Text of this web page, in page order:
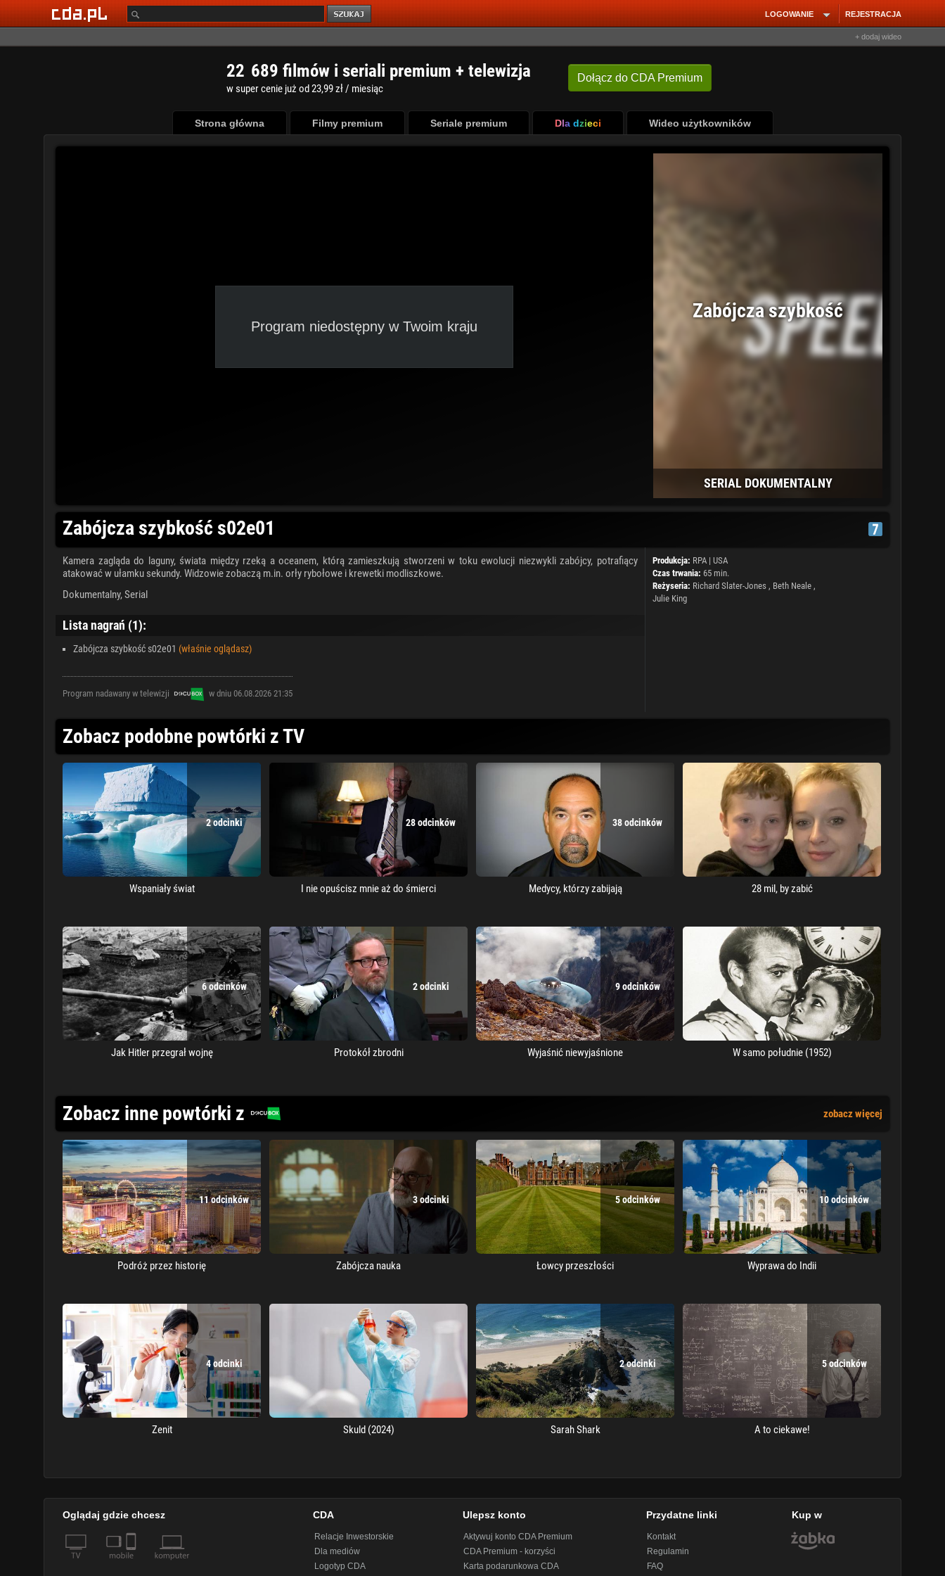
REJESTRACJA
LOGOWANIE
+ dodaj wideo
Dołącz do CDA Premium
22 689 filmów i seriali premium + telewizja
w super cenie już od 23,99 zł / miesiąc
Strona główna Filmy premium Seriale premium Dla dzieci Wideo użytkowników
Program niedostępny w Twoim kraju
Zabójcza szybkość
SERIAL DOKUMENTALNY
Zabójcza szybkość s02e01
Kamera zagląda do laguny, świata między rzeką a oceanem, którą zamieszkują stworzeni w toku ewolucji niezwykli zabójcy, potrafiący
atakować w ułamku sekundy. Widzowie zobaczą m.in. orły rybołowe i krewetki modliszkowe.
Dokumentalny,Serial
Lista nagrań (1):
Zabójcza szybkość s02e01 (właśnie oglądasz)
Program nadawany w telewizji w dniu 06.08.2026 21:35
Produkcja: RPA | USA
Czas trwania: 65 min.
Reżyseria: Richard Slater-Jones , Beth Neale ,
Julie King
Zobacz podobne powtórki z TV
2 odcinki
Wspaniały świat
28 odcinków
I nie opuścisz mnie aż do śmierci
38 odcinków
Medycy, którzy zabijają 28 mil, by zabić
6 odcinków
Jak Hitler przegrał wojnę
2 odcinki
Protokół zbrodni
9 odcinków
Wyjaśnić niewyjaśnione W samo południe (1952)
Zobacz inne powtórki z zobacz więcej
11 odcinków
Podróż przez historię
3 odcinki
Zabójcza nauka
5 odcinków
Łowcy przeszłości
10 odcinków
Wyprawa do Indii
4 odcinki
Zenit Skuld (2024)
2 odcinki
Sarah Shark
5 odcinków
A to ciekawe!
Oglądaj gdzie chcesz CDA
Relacje Inwestorskie
Dla mediów
Logotyp CDA
Ulepsz konto
Aktywuj konto CDA Premium
CDA Premium - korzyści
Karta podarunkowa CDA
Przydatne linki
Kontakt
Regulamin
FAQ
Kup w